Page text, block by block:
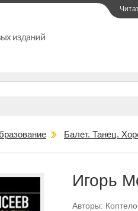
Балет. Танец.
Игорь
Авторы: